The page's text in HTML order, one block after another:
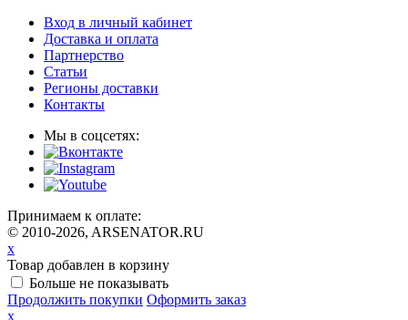
Вход в личный кабинет
Доставка и оплата
Партнерство
Статьи
Регионы доставки
Контакты
Мы в соцсетях:
Принимаем к оплате:
© 2010-2026, ARSENATOR.RU
x
Товар добавлен в корзину
Больше не показывать
Продолжить покупки Оформить заказ
x